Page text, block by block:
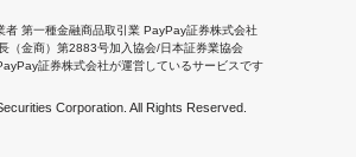
者 第一種金融商品取引業 PayPay証券株式会社
（金商）第2883号加入協会/日本証券業協会
証券株式会社が運営しているサービスです
Corporation. All Rights Reserved.